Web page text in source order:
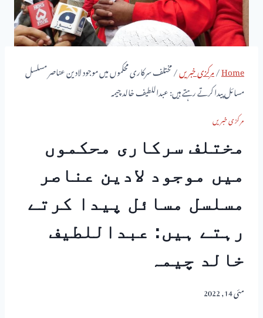
Home
/مرکزی خبریں/مختلف سرکاری محکموں میں موجود لادین عناصر مسلسل
مسائل پیدا کرتے رہتے ہیں: عبداللطیف خالد چیمہ
مرکزی خبریں
مختلف سرکاری محکموں
میں موجود لادین عناصر
مسلسل مسائل پیدا کرتے
رہتے ہیں: عبداللطیف
خالد چیمہ
مئی 14, 2022